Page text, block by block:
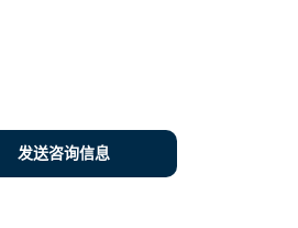
发送咨询信息